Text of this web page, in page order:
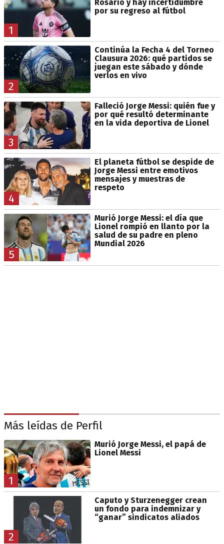
1
Rosario y hay incertidumbre
por su regreso al fútbol
2
Continúa la Fecha 4 del Torneo
Clausura 2026: qué partidos se
juegan este sábado y dónde
verlos en vivo
3
Falleció Jorge Messi: quién fue y
por qué resultó determinante
en la vida deportiva de Lionel
4
El planeta fútbol se despide de
Jorge Messi entre emotivos
mensajes y muestras de
respeto
5
Murió Jorge Messi: el día que
Lionel rompió en llanto por la
salud de su padre en pleno
Mundial 2026
Más leídas de Perfil
1
Murió Jorge Messi, el papá de
Lionel Messi
2
Caputo y Sturzenegger crean
un fondo para indemnizar y
“ganar” sindicatos aliados